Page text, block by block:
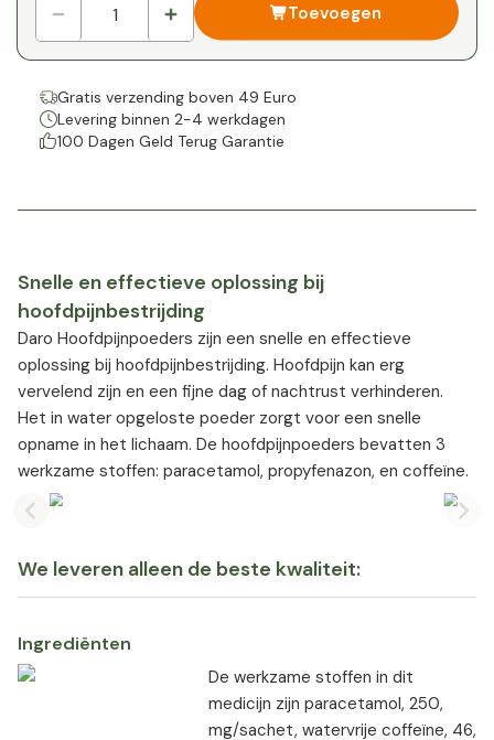
Toevoegen
Gratis verzending boven 49 Euro
Levering binnen 2-4 werkdagen
100 Dagen Geld Terug Garantie
Snelle en effectieve oplossing bij
hoofdpijnbestrijding
Daro Hoofdpijnpoeders zijn een snelle en effectieve
oplossing bij hoofdpijnbestrijding. Hoofdpijn kan erg
vervelend zijn en een fijne dag of nachtrust verhinderen.
Het in water opgeloste poeder zorgt voor een snelle
opname in het lichaam. De hoofdpijnpoeders bevatten 3
werkzame stoffen: paracetamol, propyfenazon, en coffeïne.
Previous slide
We leveren alleen de beste kwaliteit:
Ingrediënten
De werkzame stoffen in dit
medicijn zijn paracetamol, 250,
mg/sachet, watervrije coffeïne, 46,